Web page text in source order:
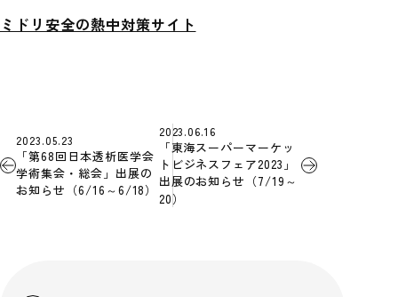
ミドリ安全の熱中対策サイト
2023.05.23
「第68回日本透析医学会
学術集会・総会」出展の
お知らせ（6/16～6/18）
2023.06.16
「東海スーパーマーケッ
トビジネスフェア2023」
出展のお知らせ（7/19～
20）